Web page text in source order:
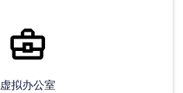
虚拟办公室